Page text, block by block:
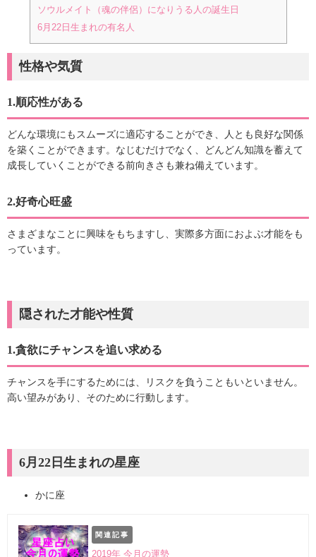
ソウルメイト（魂の伴侶）になりうる人の誕生日
6月22日生まれの有名人
性格や気質
1.順応性がある
どんな環境にもスムーズに適応することができ、人とも良好な関係
を築くことができます。なじむだけでなく、どんどん知識を蓄えて
成長していくことができる前向きさも兼ね備えています。
2.好奇心旺盛
さまざまなことに興味をもちますし、実際多方面におよぶ才能をも
っています。
隠された才能や性質
1.貪欲にチャンスを追い求める
チャンスを手にするためには、リスクを負うこともいといません。
高い望みがあり、そのために行動します。
6月22日生まれの星座
かに座
関連記事
2019年 今月の運勢